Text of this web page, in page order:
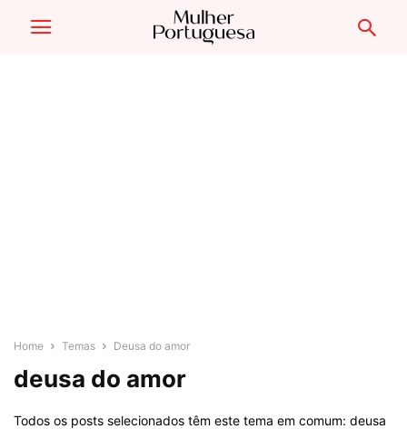
Home Temas Deusa do amor
deusa do amor
Todos os posts selecionados têm este tema em comum: deusa